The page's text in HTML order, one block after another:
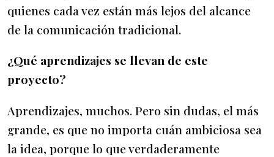
quienes cada vez están más lejos del alcance
de la comunicación tradicional.
¿Qué aprendizajes se llevan de este
proyecto?
Aprendizajes, muchos. Pero sin dudas, el más
grande, es que no importa cuán ambiciosa sea
la idea, porque lo que verdaderamente